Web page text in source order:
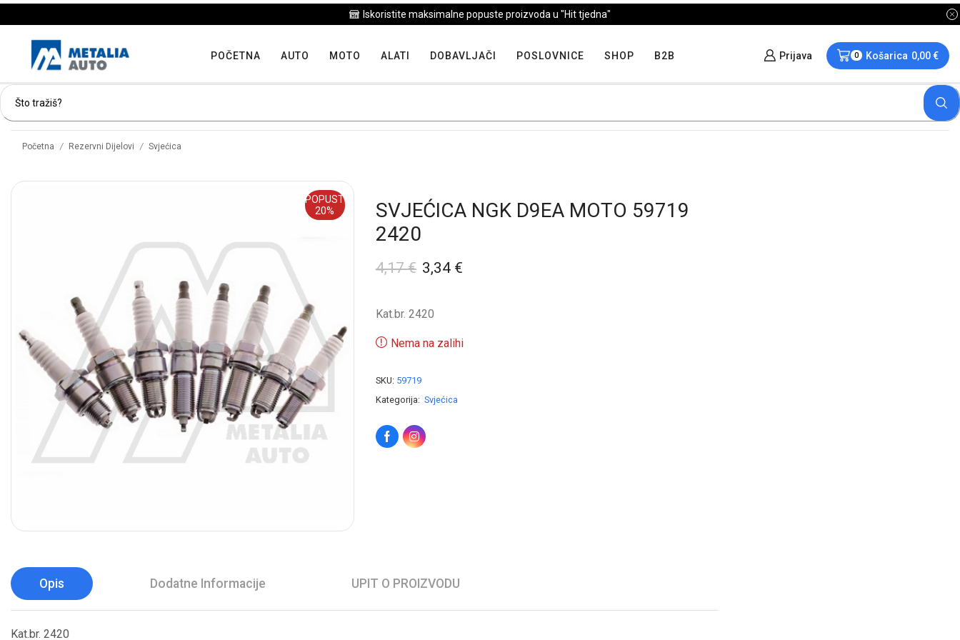
Iskoristite maksimalne popuste proizvoda u "Hit tjedna"
POČETNA AUTO MOTO ALATI DOBAVLJAČI POSLOVNICE SHOP B2B Prijava 0 Košarica 0,00€
Početna / Rezervni Dijelovi / Svjećica
POPUST
20%
SVJEĆICA NGK D9EA MOTO 59719
2420
4,17€ 3,34 €
Kat.br. 2420
Nema na zalihi
SKU: 59719
Kategorija: Svjećica
Opis Dodatne Informacije UPIT O PROIZVODU
Kat.br. 2420